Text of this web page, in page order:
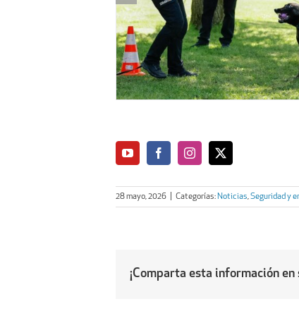
28 mayo, 2026 Categorías: Noticias,Seguridad y
¡Comparta esta información